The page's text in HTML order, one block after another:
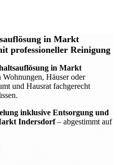
in Markt
professioneller Reinigung
in Markt
Häuser oder
und Hausrat fachgerecht
inklusive Entsorgung und
Indersdorf– abgestimmt auf